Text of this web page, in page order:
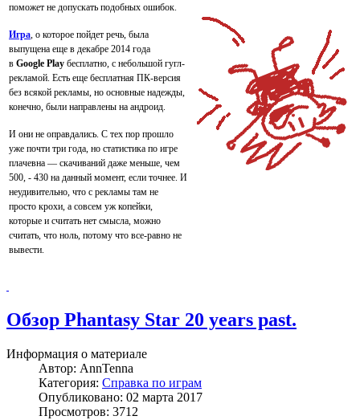
поможет не допускать подобных ошибок.
Игра, о которое пойдет речь, была
выпущена еще в декабре 2014 года
в Google Play бесплатно, с небольшой гугл-
рекламой. Есть еще бесплатная ПК-версия
без всякой рекламы, но основные надежды,
конечно, были направлены на андроид.
И они не оправдались. С тех пор прошло
уже почти три года, но статистика по игре
плачевна — скачиваний даже меньше, чем
500, - 430 на данный момент, если точнее. И
неудивительно, что с рекламы там не
просто крохи, а совсем уж копейки,
которые и считать нет смысла, можно
считать, что ноль, потому что все-равно не
вывести.
Обзор Phantasy Star 20 years past.
Информация о материале
Автор: AnnTenna
Категория: Справка по играм
Опубликовано: 02 марта 2017
Просмотров: 3712